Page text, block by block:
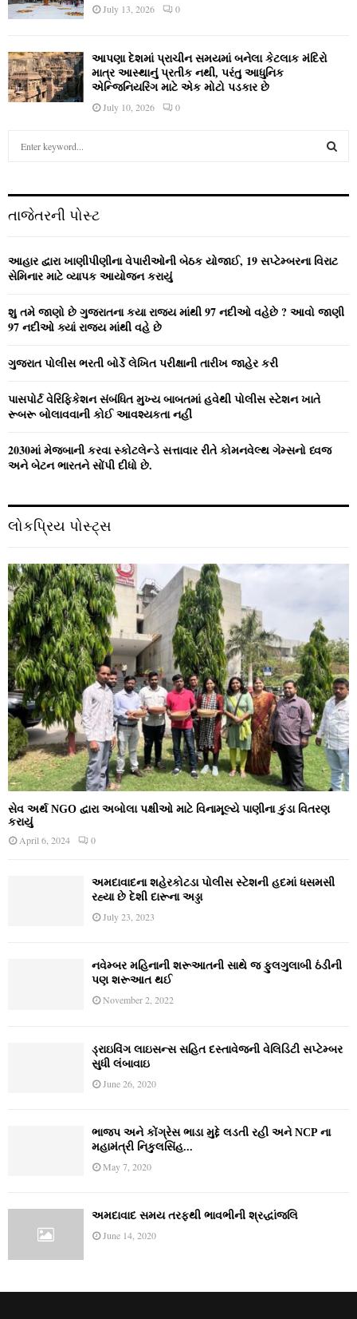
July 13, 2026 0
આપણા દેશમાં પ્રાચીન સમયમાં બનેલા કેટલાક મંદિરો
માત્ર આસ્થાનું પ્રતીક નથી, પરંતુ આધુનિક
એન્જિનિયરિંગ માટે એક મોટો પડકાર છે
July 10, 2026 0
h
o
r
C
તાજેતરની પોસ્ટ
આહાર દ્વારા ખાણીપીણીના વેપારીઓની બેઠક યોજાઈ, 19 સપ્ટેમ્બરના વિરાટ
સેમિનાર માટે વ્યાપક આયોજન કરાયું
શુ તમે જાણો છે ગુજરાતના કયા રાજ્ય માંથી 97 નદીઓ વહેછે ? આવો જાણી
97 નદીઓ ક્યાં રાજ્ય માંથી વહે છે
ગુજરાત પોલીસ ભરતી બોર્ડે લેખિત પરીક્ષાની તારીખ જાહેર કરી
પાસપોર્ટ વેરિફિકેશન સંબંધિત મુખ્ય બાબતમાં હવેથી પોલીસ સ્ટેશન ખાતે
રૂબરૂ બોલાવવાની કોઈ આવશ્યકતા નહીં
2030માં મેજબાની કરવા સ્કોટલેન્ડે સત્તાવાર રીતે કોમનવેલ્થ ગેમ્સનો ધ્વજ
અને બેટન ભારતને સોંપી દીધો છે.
લોકપ્રિય પોસ્ટ્સ
સેવ અર્થ NGO દ્વારા અબોલા પક્ષીઓ માટે વિનામૂલ્યે પાણીના કુંડા વિતરણ
કરાયું
April 6, 2024 0
અમદાવાદના શહેરકોટડા પોલીસ સ્ટેશની હદમાં ધસમસી
રહ્યા છે દેશી દારૂના અડ્ડા
July 23, 2023
નવેમ્‍બર મહિનાની શરૂઆતની સાથે જ ફુલગુલાબી ઠંડીની
પણ શરૂઆત થઈ
November 2, 2022
ડ્રાઇવિંગ લાઇસન્સ સહિત દસ્તાવેજની વેલિડિટી સપ્ટેમ્બર
સુધી લંબાવાઇ
June 26, 2020
ભાજપ અને કોંગ્રેસ ભાડા મુદ્દે લડતી રહી અને NCP ના
મહામંત્રી નિકુલસિંહ...
May 7, 2020
અમદાવાદ સમય તરફથી ભાવભીની શ્રદ્ધાંજલિ
June 14, 2020